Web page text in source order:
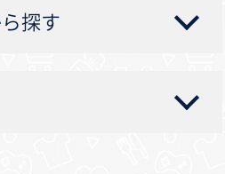
探す